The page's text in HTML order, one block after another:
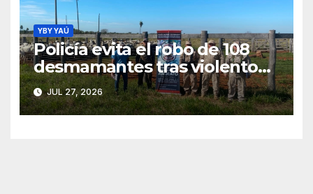
YBY YAÚ
Policía evita el robo de 108
desmamantes tras violento
asalto en estancia de Yby Yaú
JUL 27, 2026